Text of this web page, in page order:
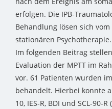
erfolgen. Die IPB-
Behandlung lösen sich
stationären Psychotherapie.
Im folgenden Beitrag
Evaluation der MPTT im
vor. 61 Patienten wurden
behandelt. Hierbei konnte
10, IES-R, BDI und SCL-90-